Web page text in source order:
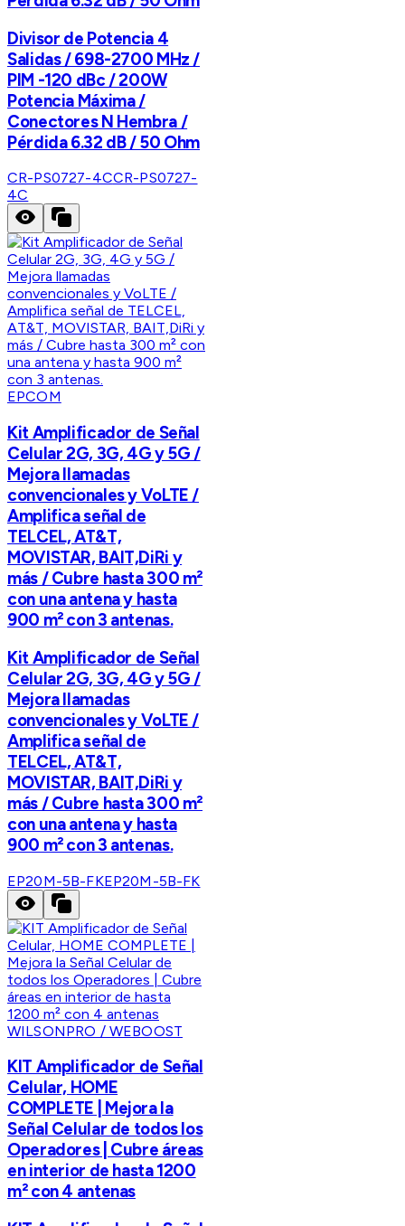
Divisor de Potencia 4
Salidas / 698-2700 MHz /
PIM -120 dBc / 200W
Potencia Máxima /
Conectores N Hembra /
Pérdida 6.32 dB / 50 Ohm
CR-PS0727-4CCR-PS0727-
4C
EPCOM
Kit Amplificador de Señal
Celular 2G, 3G, 4G y 5G /
Mejora llamadas
convencionales y VoLTE /
Amplifica señal de
TELCEL, AT&T,
MOVISTAR, BAIT,DiRi y
más / Cubre hasta 300 m²
con una antena y hasta
900 m² con 3 antenas.
Kit Amplificador de Señal
Celular 2G, 3G, 4G y 5G /
Mejora llamadas
convencionales y VoLTE /
Amplifica señal de
TELCEL, AT&T,
MOVISTAR, BAIT,DiRi y
más / Cubre hasta 300 m²
con una antena y hasta
900 m² con 3 antenas.
EP20M-5B-FKEP20M-5B-FK
WILSONPRO / WEBOOST
KIT Amplificador de Señal
Celular, HOME
COMPLETE | Mejora la
Señal Celular de todos los
Operadores | Cubre áreas
en interior de hasta 1200
m² con 4 antenas